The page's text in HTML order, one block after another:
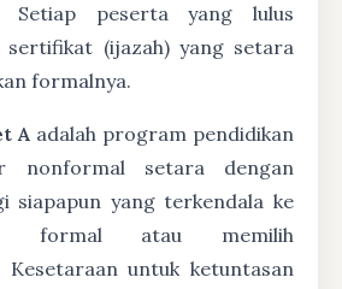
Setiap peserta yang lulus
sertifikat (ijazah) yang setara
formalnya.
A adalah program pendidikan
nonformal setara dengan
siapapun yang terkendala ke
formal atau memilih
Kesetaraan untuk ketuntasan